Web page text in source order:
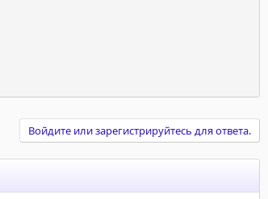
Войдите или зарегистрируйтесь для ответа.